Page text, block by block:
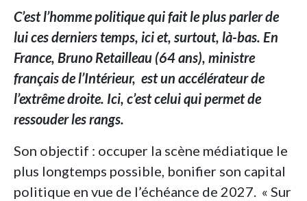
C’est l’homme politique qui fait le plus parler de
lui ces derniers temps, ici et, surtout, là-bas. En
France, Bruno Retailleau (64 ans), ministre
français de l’Intérieur, est un accélérateur de
l’extrême droite. Ici, c’est celui qui permet de
ressouder les rangs.
Son objectif : occuper la scène médiatique le
plus longtemps possible, bonifier son capital
politique en vue de l’échéance de 2027. « Sur